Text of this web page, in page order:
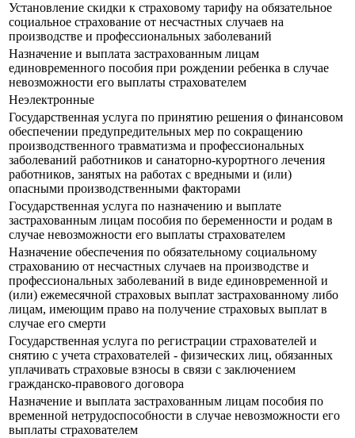
Установление скидки к страховому тарифу на обязательное
социальное страхование от несчастных случаев на
производстве и профессиональных заболеваний
Назначение и выплата застрахованным лицам
единовременного пособия при рождении ребенка в случае
невозможности его выплаты страхователем
Неэлектронные
Государственная услуга по принятию решения о финансовом
обеспечении предупредительных мер по сокращению
производственного травматизма и профессиональных
заболеваний работников и санаторно-курортного лечения
работников, занятых на работах с вредными и (или)
опасными производственными факторами
Государственная услуга по назначению и выплате
застрахованным лицам пособия по беременности и родам в
случае невозможности его выплаты страхователем
Назначение обеспечения по обязательному социальному
страхованию от несчастных случаев на производстве и
профессиональных заболеваний в виде единовременной и
(или) ежемесячной страховых выплат застрахованному либо
лицам, имеющим право на получение страховых выплат в
случае его смерти
Государственная услуга по регистрации страхователей и
снятию с учета страхователей - физических лиц, обязанных
уплачивать страховые взносы в связи с заключением
гражданско-правового договора
Назначение и выплата застрахованным лицам пособия по
временной нетрудоспособности в случае невозможности его
выплаты страхователем